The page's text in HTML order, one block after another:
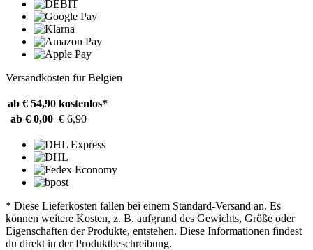
Versandkosten für Belgien
ab € 54,90 kostenlos*
ab € 0,00 € 6,90
* Diese Lieferkosten fallen bei einem Standard-Versand an. Es
können weitere Kosten, z. B. aufgrund des Gewichts, Größe oder
Eigenschaften der Produkte, entstehen. Diese Informationen findest
du direkt in der Produktbeschreibung.